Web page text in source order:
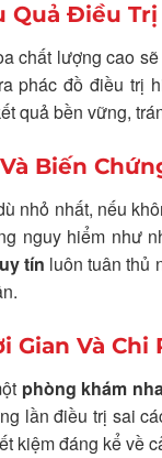
Quả Điều
chất lượng cao
phác đồ điều trị
quả bền vững,
Và Biến
nhỏ nhất, nếu
nguy hiểm như
tín luôn tuân thủ
Gian Và Chi
phòng khám
lần điều trị sai
kiệm đáng kể về